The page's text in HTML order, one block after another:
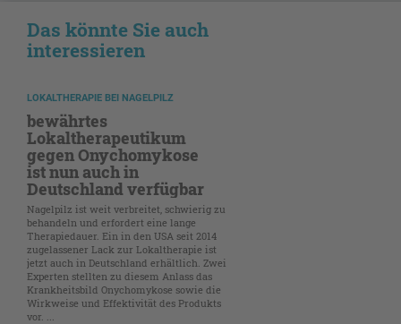
Das könnte Sie auch
interessieren
LOKALTHERAPIE BEI NAGELPILZ
bewährtes
Lokaltherapeutikum
gegen Onychomykose
ist nun auch in
Deutschland verfügbar
Nagelpilz ist weit verbreitet, schwierig zu
behandeln und erfordert eine lange
Therapiedauer. Ein in den USA seit 2014
zugelassener Lack zur Lokaltherapie ist
jetzt auch in Deutschland erhältlich. Zwei
Experten stellten zu diesem Anlass das
Krankheitsbild Onychomykose sowie die
Wirkweise und Effektivität des Produkts
vor. ...